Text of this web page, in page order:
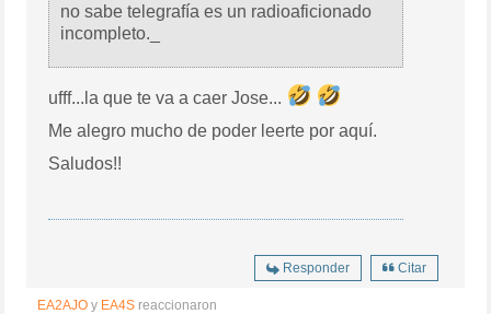
no sabe telegrafía es un radioaficionado
incompleto._
ufff...la que te va a caer Jose...
Me alegro mucho de poder leerte por aquí.
Saludos!!
Responder Citar
EA2AJO y EA4S reaccionaron